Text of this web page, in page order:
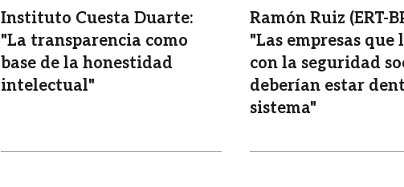
Instituto Cuesta Duarte:
"La transparencia como
base de la honestidad
intelectual"
Ramón Ruiz (ERT-
"Las empresas que
con la seguridad
deberían estar
sistema"